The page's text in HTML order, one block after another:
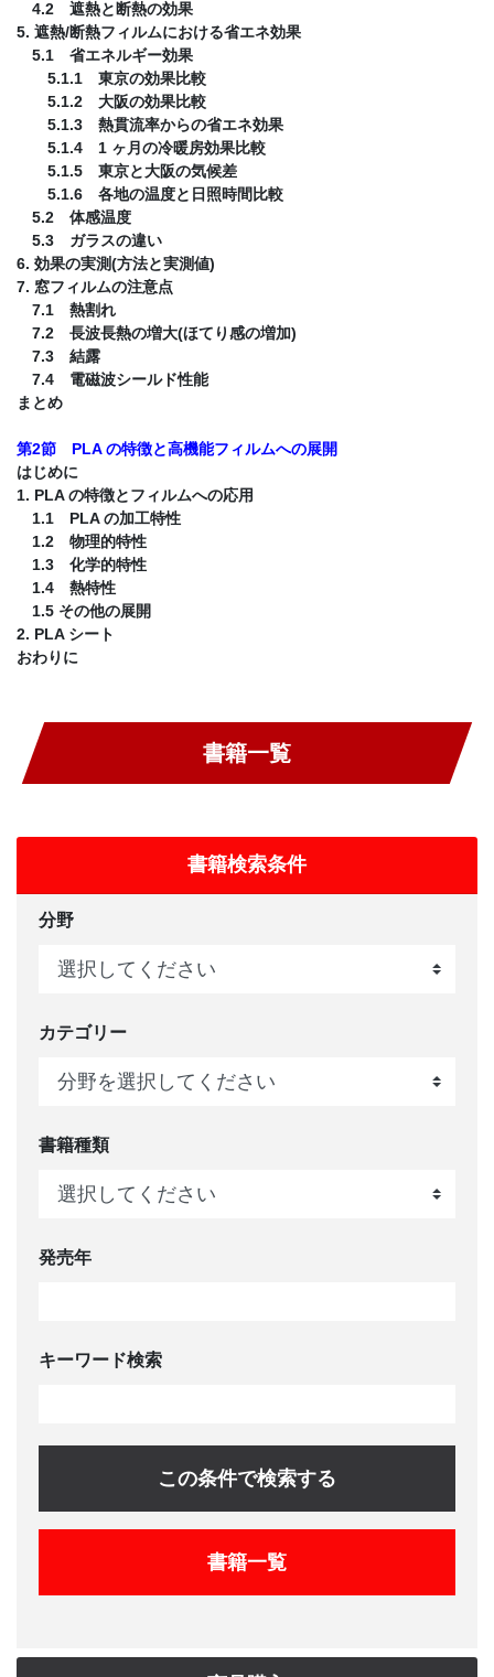
4.2 遮熱と断熱の効果
5. 遮熱/断熱フィルムにおける省エネ効果
5.1 省エネルギー効果
5.1.1 東京の効果比較
5.1.2 大阪の効果比較
5.1.3 熱貫流率からの省エネ効果
5.1.4 1 ヶ月の冷暖房効果比較
5.1.5 東京と大阪の気候差
5.1.6 各地の温度と日照時間比較
5.2 体感温度
5.3 ガラスの違い
6. 効果の実測(方法と実測値)
7. 窓フィルムの注意点
7.1 熱割れ
7.2 長波長熱の増大(ほてり感の増加)
7.3 結露
7.4 電磁波シールド性能
まとめ
第2節 PLA の特徴と高機能フィルムへの展開
はじめに
1. PLA の特徴とフィルムへの応用
1.1 PLA の加工特性
1.2 物理的特性
1.3 化学的特性
1.4 熱特性
1.5 その他の展開
2. PLA シート
おわりに
書籍一覧
書籍検索条件
分野
カテゴリー
書籍種類
発売年
キーワード検索
この条件で検索する
書籍一覧